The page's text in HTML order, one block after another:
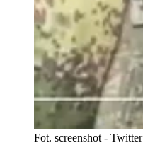
Fot. screenshot - Twitter